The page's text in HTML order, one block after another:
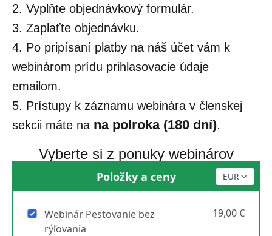
2. Vyplňte objednávkový formulár.
3. Zaplaťte objednávku.
4. Po pripísaní platby na náš účet vám k
webinárom prídu prihlasovacie údaje
emailom.
5. Prístupy k záznamu webinára v členskej
sekcii máte na na polroka (180 dní).
Vyberte si z ponuky webinárov
Položky a ceny
Webinár Pestovanie bez
rýľovania
19,00 €